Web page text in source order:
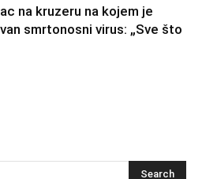
na kruzeru na kojem je
smrtonosni virus: „Sve što